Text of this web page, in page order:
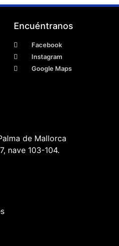
Encuéntranos
Facebook
Instagram
Google Maps
de Mallorca
nave 103-104.